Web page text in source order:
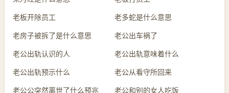
老板开除员工 老多蛇是什么意思
老房子被拆了是什么意思 老公出车祸了
老公出轨认识的人 老公出轨意味着什么
老公出轨预示什么 老公从看守所回来
老公公突然离世了什么预兆 老公和别的女人吃饭